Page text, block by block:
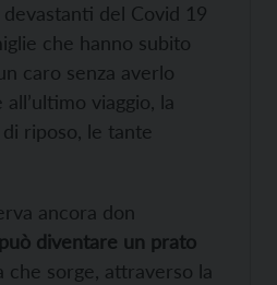
del Covid 19
che hanno subito
caro senza averlo
viaggio, la
riposo, le tante
ancora don
diventare un prato
che sorge, attraverso la